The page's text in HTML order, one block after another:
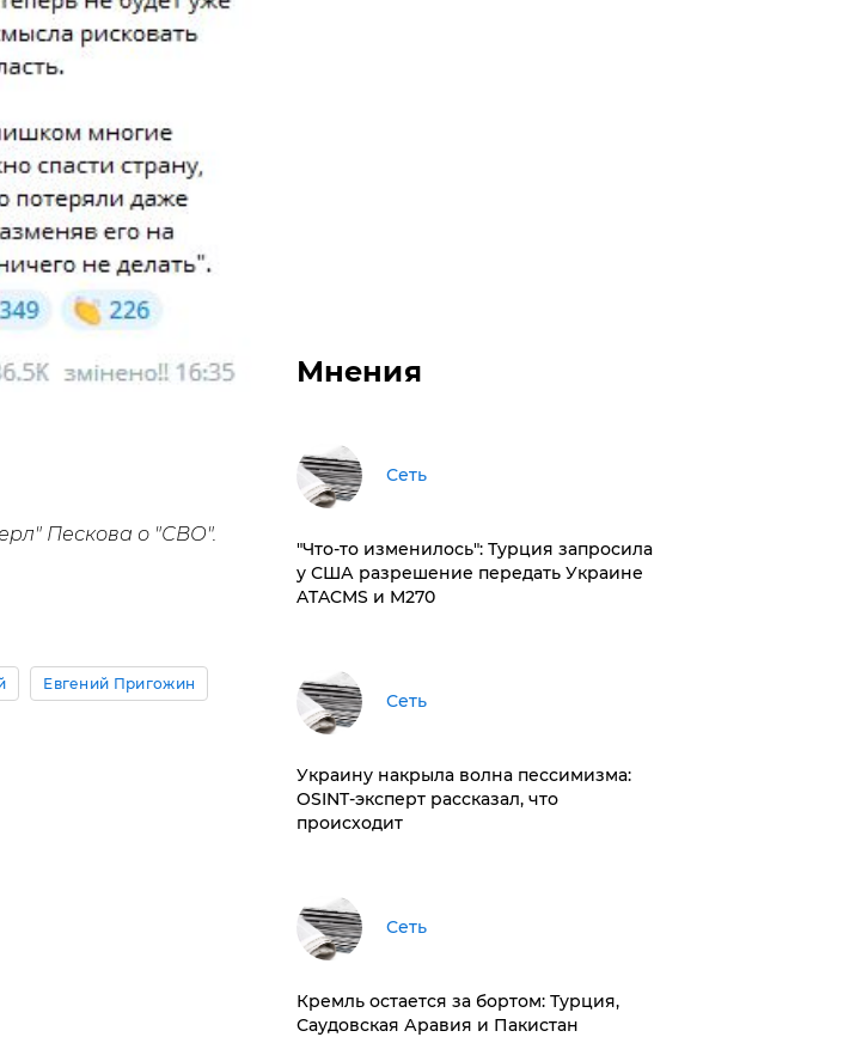
Пескова о "СВО".
Евгений Пригожин
Мнения
Сеть
​"Что-то изменилось": Турция запросила
у США разрешение передать Украине
ATACMS и M270
Сеть
​Украину накрыла волна пессимизма:
OSINT-эксперт рассказал, что
происходит
Сеть
​Кремль остается за бортом: Турция,
Саудовская Аравия и Пакистан